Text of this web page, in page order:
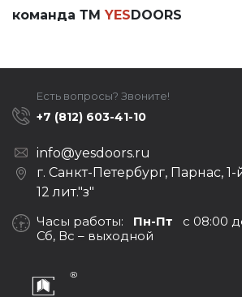
команда ТМ YESDOORS
Есть вопросы? Звоните!
+7 (812) 603-41-10
info@yesdoors.ru
г. Санкт-Петербург, Парнас,
12 лит."з"
Часы работы: Пн-Пт с 08:00
Сб, Вс – выходной